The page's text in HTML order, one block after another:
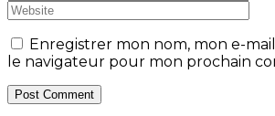
Enregistrer mon nom, mon e-
le navigateur pour mon prochain
Post Comment